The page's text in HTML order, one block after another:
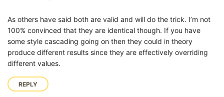
As others have said both are valid and will do the trick. I’m not
100% convinced that they are identical though. If you have
some style cascading going on then they could in theory
produce different results since they are effectively overriding
different values.
REPLY